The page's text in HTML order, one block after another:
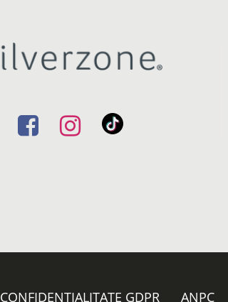
CONFIDENȚIALITATE GDPR ANPC